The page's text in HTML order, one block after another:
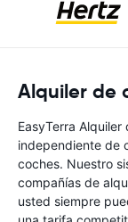
Alquiler de
EasyTerra
independiente de
coches. Nuestro
compañías de
usted siempre